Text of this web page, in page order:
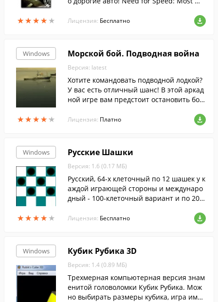
★★★★ ★
★★★★ ★
и криминала.
Лицензия: Бесплатно
Windows
★★★★★
★★★★★
Морской бой. Подводная война
Версия: latest
Хотите командовать подводной лодкой?
У вас есть отличный шанс! В этой аркад
ной игре вам предстоит остановить бое
ровне вы должны потопить определенн
ое количество вражеских судов. Выбери
гам жару. В процессе игры вам попадет
ся множество разнообразных бонусов, к
оторые усилят мощь вашей субмарины.
Если вы неравнодушны к морским сраж
ениям, то эта игра вам обязательно пон
равится.
Лицензия: Платно
Windows
★★★★ ★
★★★★ ★
Русские Шашки
Версия: 1.6 (0.17 МБ)
Русский, 64-х клеточный по 12 шашек у к
аждой играющей стороны и междунаро
дный - 100-клеточный вариант и по 20-т
чия вроде как заканчиваются....
Лицензия: Бесплатно
Windows Кубик Рубика 3D
Версия: 1.4 (0.89 МБ)
Трехмерная компьютерная версия знам
енитой головоломки Кубик Рубика. Мож
но выбирать размеры кубика, игра имее